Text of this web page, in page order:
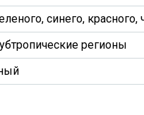
синего, красного,
регионы